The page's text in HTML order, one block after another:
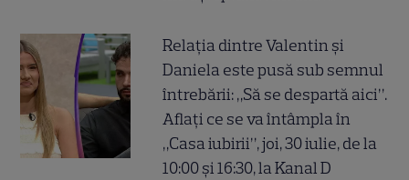
Relația dintre Valentin și
Daniela este pusă sub semnul
întrebării: „Să se despartă aici”.
Aflați ce se va întâmpla în
„Casa iubirii”, joi, 30 iulie, de la
10:00 și 16:30, la Kanal D